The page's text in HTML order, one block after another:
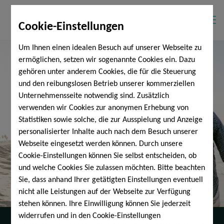
Cookie-Einstellungen
Um Ihnen einen idealen Besuch auf unserer Webseite zu
ermöglichen, setzen wir sogenannte Cookies ein. Dazu
gehören unter anderem Cookies, die für die Steuerung
und den reibungslosen Betrieb unserer kommerziellen
Unternehmensseite notwendig sind. Zusätzlich
verwenden wir Cookies zur anonymen Erhebung von
Statistiken sowie solche, die zur Ausspielung und Anzeige
personalisierter Inhalte auch nach dem Besuch unserer
Webseite eingesetzt werden können. Durch unsere
Cookie-Einstellungen können Sie selbst entscheiden, ob
und welche Cookies Sie zulassen möchten. Bitte beachten
Sie, dass anhand Ihrer getätigten Einstellungen eventuell
nicht alle Leistungen auf der Webseite zur Verfügung
stehen können. Ihre Einwilligung können Sie jederzeit
widerrufen und in den Cookie-Einstellungen